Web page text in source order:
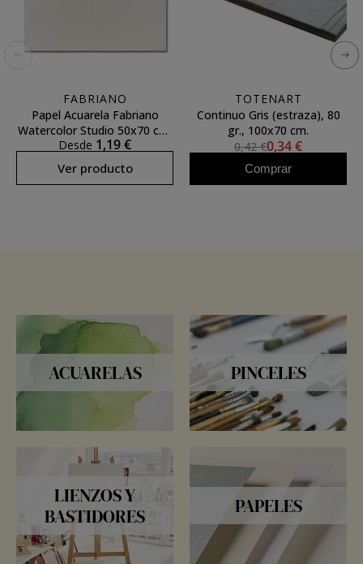
FABRIANO
Papel Acuarela Fabriano
Watercolor Studio 50x70 cm.
200 gr. Gr.
Desde 1,19 €
Ver producto
TOTENART
Continuo Gris (estraza), 80
gr., 100x70 cm.
0,42 €0,34 €
Comprar
ACUARELAS PINCELES
LIENZOS Y
BASTIDORES
PAPELES